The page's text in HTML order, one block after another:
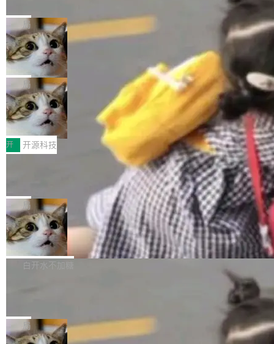
库之一。你的操作系统、浏览器、无数的基础设
施软件，很可能都在用它。而过去十年，维护它
的人一直在用业余...
gi?id=2019042">Bug&nbsp;2019042</a>）</l
i> <li>现在，助手可以直接使用 Exa 的网络搜索
结果回答问题，而无需将问题转交给搜索引擎。
（<a href="https://bugzilla.mozilla.org/show_
bug.cgi?id=204...
的 npm 包。项目的核心论点是：容器不适合 Ag
ent 计算。真正适合的，是 Isolate。 Cloudflare
工程师在这件事上没什么可谦虚的——他们用 W
orkers 跑了十年 Isolate。用 CEO Matthew Pri
nce 的话说：「我们一生都在用 Isolate 运行代
码，而 AI Agent 不需要容器，它们需要的是 Iso
late。」 容器为什么不合适 容器的问题在于启动
和销毁都太重了。一个 Agent 要执行的任务可能
只需要几毫秒的 CPU 时间，但容器从冷启动到
就绪要花数秒。如果未来有十...
局
OpenAI 公开邮件和聊天记录回应苹果
诉讼，称“Apple is getting this wron
g”
上个月，苹果一纸诉状把 OpenAI 告上法庭，指
控其挖角苹果前员工并窃取商业秘密。苹果的诉
状把 OpenAI 描述成一个系统性地从前东家挖
人、套取机密信息的对手。 OpenAI 没发律师
函，也没选择庭外沉默。它在官网贴了一篇博
文，标题只有六个字：Apple is getting this wro
ng。 然后，它把邮件往来和 iMessage 聊天记
录全贴了出来。 他发错人了 苹果外部律师 Gabr
iel Gross 来自 Weil 律所，2 月 23 日下午 5:53
给 OpenAI 总法律顾问 Che Chang 发了封邮
件，附了一封长信，要求 OpenAI 配合调查前苹
果员工带走机密信...
局
HUAWEI MatePad Edge上架WorkBu
ddy鸿蒙PC版，说话就能干活的AI办公
搭子
全能AI工作台WorkBuddy鸿蒙PC版上架HUAWE
I MatePad Edge应用市场，直接下载即可使
用，与鸿蒙电脑上的体验一致。值得一提的是，
这是目前市面上唯一支持平板接入WorkBuddy P
C版的产品，搭载“人机双写”重磅功能——你写
你的，AI写AI的，同屏协作互不干扰。一句话让
AI帮你干活，现在开启全新体验！ 温馨提示：
体验WorkBuddy鸿蒙PC版前，请将 HUAWEI M
atePad Edge 升级至 HarmonyOS 6.1.0.135S
P9 patch03及以上版本。 *升级路径：设置 > 搜
开 开源科技
FFmpeg 9.0 发布：代号“Lei”，以此纪
全球知名开源多媒体框架 FFmpeg 今天正式发
布了 9.0 版本。这个版本除了带来新一代音视频
处理能力和硬件加速支持之外，还有一个特殊之
处：FFmpeg 9.0 的代号是“Lei”。 这个名字，
来自中国开发者雷霄骅（Lei Xiaohua）。 对于
很多中国音视频开发者而言，这个名字并不陌
“启蒙老师”。 而今年，恰好是雷霄骅离世十周
年。FFmpeg 社区最终选择用一个大版本的名
局
亚马逊成本失控：AI 写代码烧掉 1215
万元，超预算 860%
外媒近日曝光了亚马逊的多份内部报告显示，AI
导致公司在多个项目上超支。《金融时报》报道
编写程序，目标是完成电商平台作者信息与商品
列表的数据匹配 —— 一项常规的数据处理任
白开水不加糖
e CEO Clément Delangue 在 CNBC 的采访里
没有拐弯抹角。他说中国正在赢得 AI 竞赛，而
局